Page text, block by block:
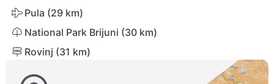
Pula (29 km)
National Park Brijuni (30 km)
Rovinj (31 km)